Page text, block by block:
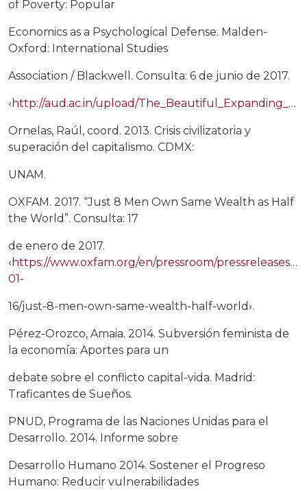
of Poverty: Popular
Economics as a Psychological Defense. Malden-
Oxford: International Studies
Association / Blackwell. Consulta: 6 de junio de 2017.
‹ http://aud.ac.in/upload/The_Beautiful_Expanding_Future_of_Poverty.pdf›
Ornelas, Raúl, coord. 2013. Crisis civilizatoria y
superación del capitalismo. CDMX:
UNAM.
OXFAM. 2017. “Just 8 Men Own Same Wealth as Half
the World”. Consulta: 17
de enero de 2017.
‹ https://www.oxfam.org/en/pressroom/pressreleases/
01-
16/just-8-men-own-same-wealth-half-world›.
Pérez-Orozco, Amaia. 2014. Subversión feminista de
la economía: Aportes para un
debate sobre el conflicto capital-vida. Madrid:
Traficantes de Sueños.
PNUD, Programa de las Naciones Unidas para el
Desarrollo. 2014. Informe sobre
Desarrollo Humano 2014. Sostener el Progreso
Humano: Reducir vulnerabilidades